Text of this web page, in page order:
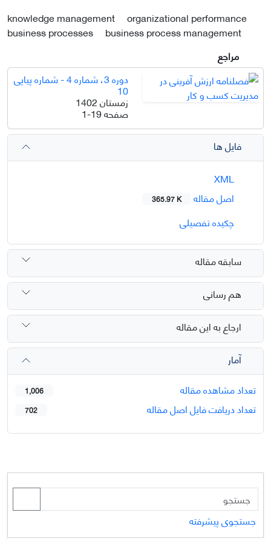
knowledge management
organizational performance
business processes
business process management
مراجع
دوره 3، شماره 4 - شماره پیاپی
10
زمستان 1402
صفحه1-19
فایل ها
اصل مقاله
365.97 K
چکیده تفصیلی
سابقه مقاله
هم رسانی
ارجاع به این مقاله
آمار
تعداد مشاهده مقاله
1,006
تعداد دریافت فایل اصل مقاله 702
جستجوی پیشرفته